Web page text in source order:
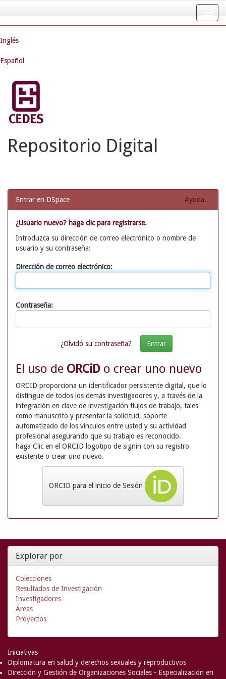
navigation
Inglés
Español
Repositorio Digital
Entrar en DSpace Ayuda...
¿Usuario nuevo? haga clic para registrarse.
Introduzca su dirección de correo electrónico o nombre de
usuario y su contraseña:
Dirección de correo electrónico:
Contraseña:
¿Olvidó su contraseña?
El uso de ORCiD o crear uno nuevo
ORCID proporciona un identificador persistente digital, que lo
distingue de todos los demás investigadores y, a través de la
integración en clave de investigación flujos de trabajo, tales
como manuscrito y presentar la solicitud, soporte
automatizado de los vínculos entre usted y su actividad
profesional asegurando que su trabajo es reconocido.
haga Clic en el ORCID logotipo de signin con su registro
existente o crear uno nuevo.
ORCID para el inicio de Sesión
Explorar por
Colecciones
Resultados de Investigación
Investigadores
Áreas
Proyectos
Iniciativas
Diplomatura en salud y derechos sexuales y reproductivos
Dirección y Gestión de Organizaciones Sociales - Especialización en